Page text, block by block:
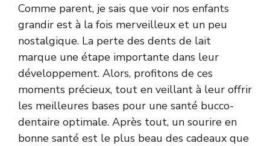
Comme parent, je sais que voir nos enfants
grandir est à la fois merveilleux et un peu
nostalgique. La perte des dents de lait
marque une étape importante dans leur
développement. Alors, profitons de ces
moments précieux, tout en veillant à leur offrir
les meilleures bases pour une santé bucco-
dentaire optimale. Après tout, un sourire en
bonne santé est le plus beau des cadeaux que